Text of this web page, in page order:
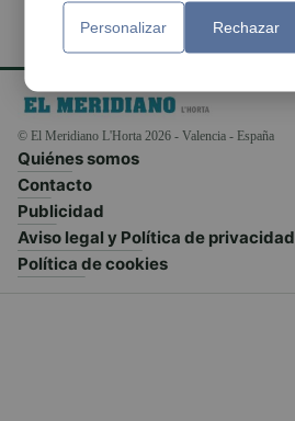
© El Meridiano L'Horta 2026 - Valencia - España
Quiénes somos
Contacto
Publicidad
Aviso legal y Política de privacidad
Política de cookies
Personalizar Rechazar